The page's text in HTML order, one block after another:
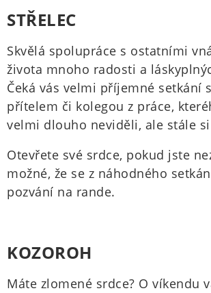
STŘELEC
Skvělá spolupráce s ostatními
života mnoho radosti a
Čeká vás velmi příjemné setkání
přítelem či kolegou z práce,
velmi dlouho neviděli, ale stále
Otevřete své srdce, pokud jste
možné, že se z náhodného
pozvání na rande.
KOZOROH
Máte zlomené srdce? O víkendu